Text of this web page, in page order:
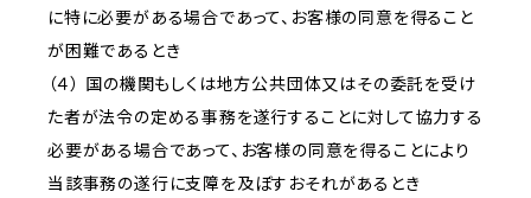
に特に必要がある場合であって、お客様の同意を得ること
が困難であるとき
（４） 国の機関もしくは地方公共団体又はその委託を受け
た者が法令の定める事務を遂行することに対して協力する
必要がある場合であって、お客様の同意を得ることにより
当該事務の遂行に支障を及ぼすおそれがあるとき